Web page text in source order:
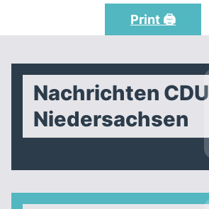
Print 🖨
Nachrichten CDU
Niedersachsen